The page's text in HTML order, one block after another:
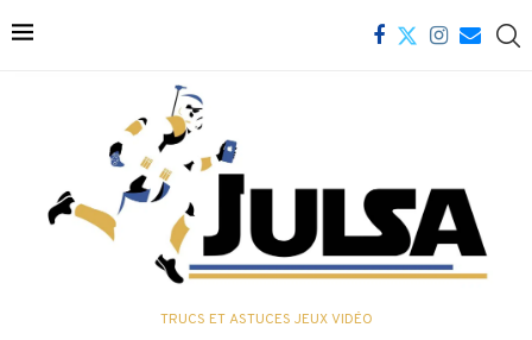
TRUCS ET ASTUCES JEUX VIDÉO